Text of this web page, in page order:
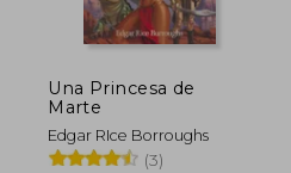
Una Princesa de
Marte
Edgar RIce Borroughs
(3)